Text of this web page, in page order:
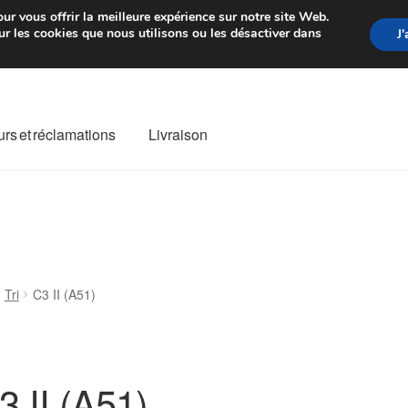
de 7 EUR Du lundi au
et réclamations Livraison
Tri C3 II (A51)
vous offrir la meilleure expérience sur notre site Web.
les cookies que nous utilisons ou les désactiver dans